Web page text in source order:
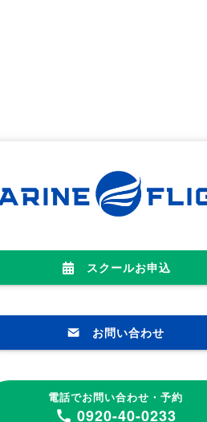
スクールお申込
お問い合わせ
電話でお問い合わせ・予約
0920-40-0233